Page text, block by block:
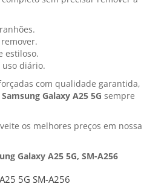
estiloso.
diário.
com qualidade garantida,
Samsung Galaxy A25 5G sempre
os melhores preços em nossa
Galaxy A25 5G, SM-A256
5G SM-A256